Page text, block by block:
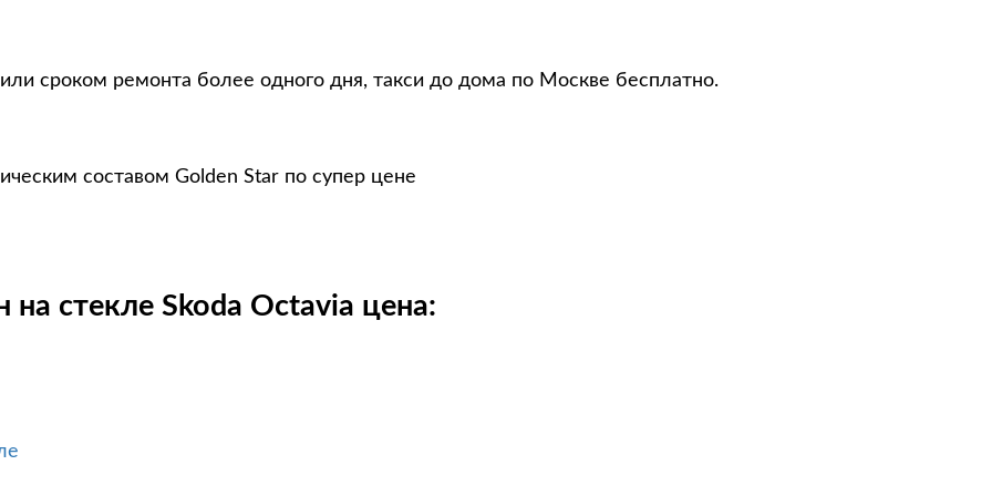
сроком ремонта более одного дня, такси до дома по Москве бесплатно.
составом Golden Star по супер цене
стекле Skoda Octavia цена: